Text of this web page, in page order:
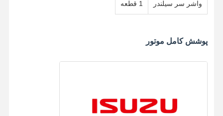
میل لنگ موتور دیزل
میل بادامک موتور دیزل
واشر سر سیلندر 1 قطعه
پوشش کامل موتور